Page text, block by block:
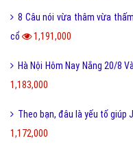
8 Câu nói vừa thâm vừa
cổ
1,191,000
Hà Nội Hôm Nay Nắng 20/8
1,183,000
Theo bạn, đâu là yếu tố giúp
1,172,000